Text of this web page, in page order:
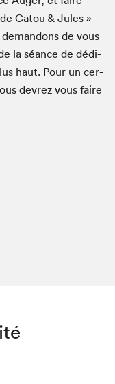
Catou & Jules »
de vous
la séance de dédi­
haut. Pour un cer­
devrez vous faire